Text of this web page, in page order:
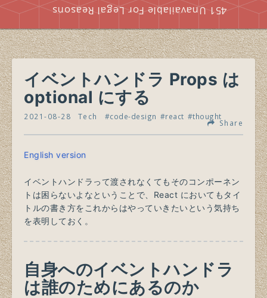
451 Unavailable For Legal Reasons
イベントハンドラ Props は
optional にする
2021-08-28 Tech code-design react thought
Share
English version
イベントハンドラって渡されなくてもそのコンポーネン
トは困らないよなということで、React においてもタイ
トルの書き方をこれからはやっていきたいという気持ち
を表明しておく。
自身へのイベントハンドラ
は誰のためにあるのか